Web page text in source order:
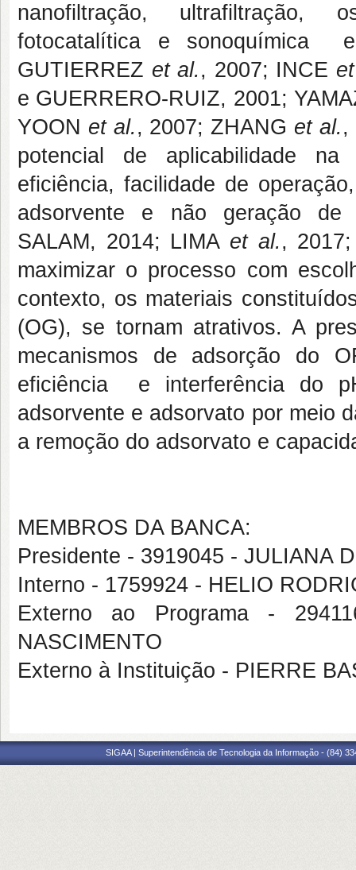
nanofiltração, ultrafiltração,
fotocatalítica e sonoquímica
GUTIERREZ et al. , 2007; INCE
e GUERRERO-RUIZ, 2001;
YOON et al. , 2007; ZHANG et al. ,
potencial de aplicabilidade
eficiência, facilidade de
adsorvente e não geração de
SALAM, 2014; LIMA et al. ,
maximizar o processo com
contexto, os materiais
(OG), se tornam atrativos. A
mecanismos de adsorção do
eficiência e interferência do
adsorvente e adsorvato por meio
a remoção do adsorvato e
MEMBROS DA BANCA:
Presidente - 3919045 - JULIANA
Interno - 1759924 - HELIO
Externo ao Programa -
NASCIMENTO
Externo à Instituição - PIERRE
SIGAA | Superintendência de Tecnologia da Informação - (84)